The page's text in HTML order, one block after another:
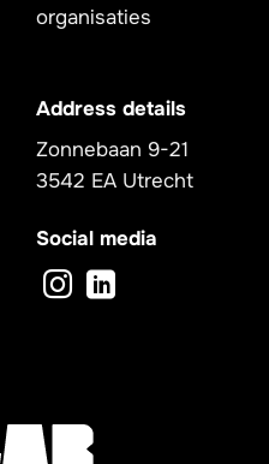
organisaties
Address details
Zonnebaan 9-21
3542 EA Utrecht
Social media